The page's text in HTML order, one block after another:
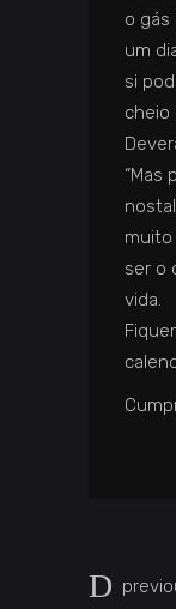
o gás
um
si
cheio
“Mas
muito
ser o
vida.